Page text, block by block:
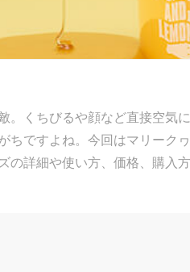
。くちびるや顔など直接空気
ちですよね。今回はマリーク
の詳細や使い方、価格、購入